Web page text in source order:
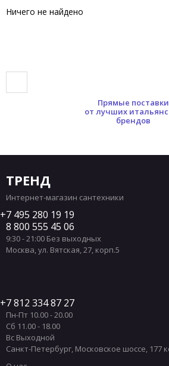
Ничего не найдено
Прямые поставки
от лучших
брендов
ТРЕНД
Интернет-магазин сантехники
7 495 280 19 19
8 800 555 45 06
9:30 - 21:00 Без выходных
Москва,ул. Вятская, 27, корп.5
7 812 334 87 27
Пн-Пт 10.00 - 20.00
Сб 11.00 - 18.00
Вс Выходной
Санкт-Петербург, Московское шоссе, 177